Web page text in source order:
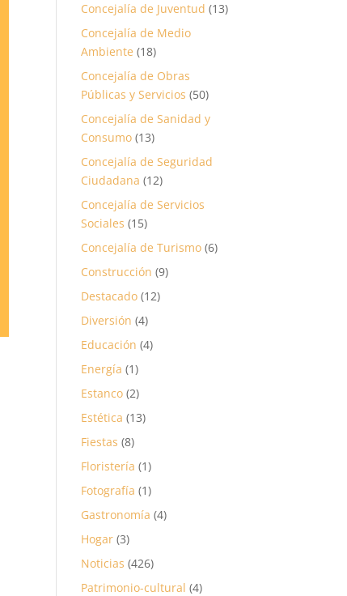
Concejalía de Juventud (13)
Concejalía de Medio
Ambiente (18)
Concejalía de Obras
Públicas y Servicios (50)
Concejalía de Sanidad y
Consumo (13)
Concejalía de Seguridad
Ciudadana (12)
Concejalía de Servicios
Sociales (15)
Concejalía de Turismo (6)
Construcción (9)
Destacado (12)
Diversión (4)
Educación (4)
Energía (1)
Estanco (2)
Estética (13)
Fiestas (8)
Floristería (1)
Fotografía (1)
Gastronomía (4)
Hogar (3)
Noticias (426)
Patrimonio-cultural (4)